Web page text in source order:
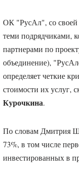
ОК "РусАл", со своей
теми подрядчиками,
партнерами по
объединение),
определяет четкие
стоимости их услуг,
Курочкина.
По словам Дмитрия
73%, в том числе
инвестированных в